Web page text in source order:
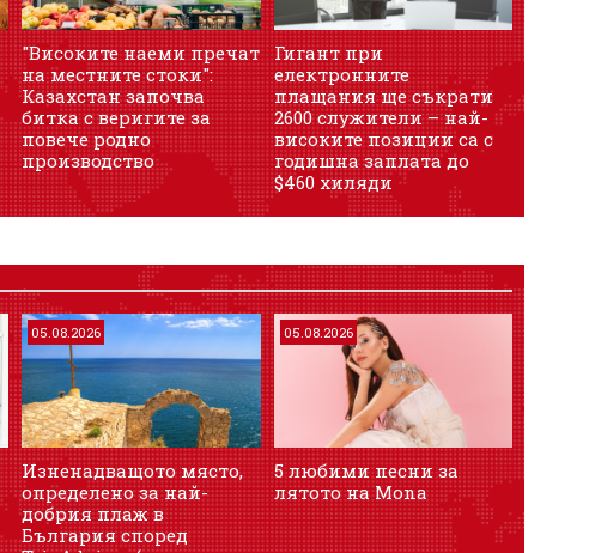
"Високите наеми пречат
на местните стоки":
Казахстан започва
битка с веригите за
повече родно
производство
Гигант при
електронните
плащания ще съкрати
2600 служители – най-
високите позиции са с
годишна заплата до
$460 хиляди
05.08.2026
Изненадващото място,
определено за най-
добрия плаж в
България според
05.08.2026
5 любими песни за
лятото на Mona